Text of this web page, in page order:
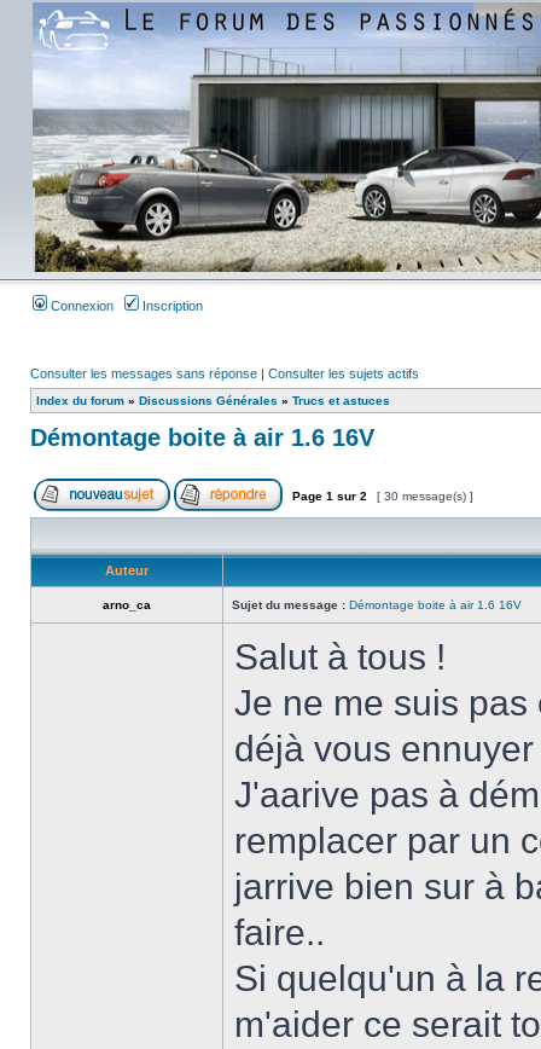
Connexion Inscription
Consulter les messages sans réponse | Consulter les sujets actifs
Index du forum » Discussions Générales » Trucs et astuces
Démontage boite à air 1.6 16V
Page 1 sur 2 [ 30 message(s) ]
Auteur
arno_ca Sujet du message : Démontage boite à air 1.6 16V
Salut à tous !
Je ne me suis
déjà vous
J'aarive pas à
remplacer par un
jarrive bien sur à
faire..
Si quelqu'un à la
m'aider ce serait